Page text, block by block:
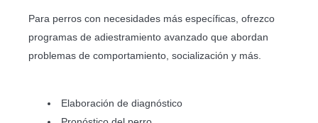
Para perros con necesidades más específicas, ofrezco
programas de adiestramiento avanzado que abordan
problemas de comportamiento, socialización y más.
Elaboración de diagnóstico